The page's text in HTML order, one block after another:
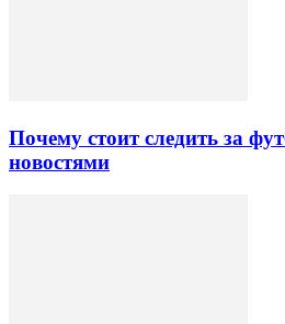
Почему стоит следить за
новостями